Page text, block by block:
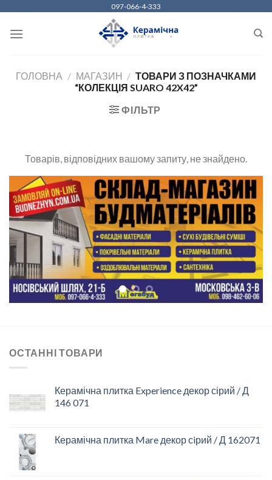
content
097-066-4-333
ГОЛОВНА / МАГАЗИН / ТОВАРИ З ПОЗНАЧКАМИ
“КОЛЕКЦІЯ SUARO 42X42”
ФІЛЬТР
Товарів, відповідних вашому запиту, не знайдено.
ОСТАННІ ТОВАРИ
Керамічна плитка Experience декор сірий / Д
146 071
Керамічна плитка Mare декор сiрий / Д 162071